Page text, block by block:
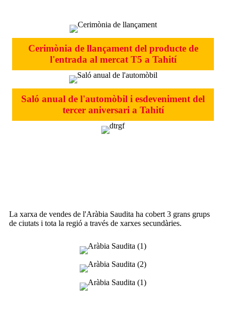
Cerimònia de llançament del producte de
l'entrada al mercat T5 a Tahití
Saló anual de l'automòbil i esdeveniment del
tercer aniversari a Tahití
La xarxa de vendes de l'Aràbia Saudita ha cobert 3 grans grups
de ciutats i tota la regió a través de xarxes secundàries.